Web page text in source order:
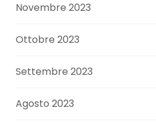
Novembre 2023
Ottobre 2023
Settembre 2023
Agosto 2023